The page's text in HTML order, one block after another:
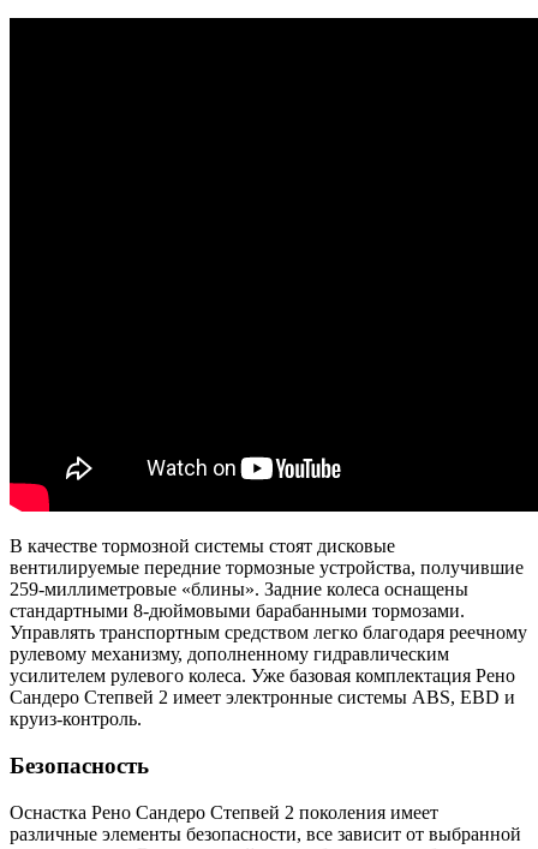
В качестве тормозной системы стоят дисковые
вентилируемые передние тормозные устройства, получившие
259-миллиметровые «блины». Задние колеса оснащены
стандартными 8-дюймовыми барабанными тормозами.
Управлять транспортным средством легко благодаря реечному
рулевому механизму, дополненному гидравлическим
усилителем рулевого колеса. Уже базовая комплектация Рено
Сандеро Степвей 2 имеет электронные системы ABS, EBD и
круиз-контроль.
Безопасность
Оснастка Рено Сандеро Степвей 2 поколения имеет
различные элементы безопасности, все зависит от выбранной